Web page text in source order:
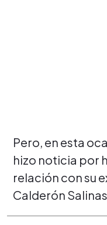
Pero, en esta
hizo noticia por
relación con su
Calderón